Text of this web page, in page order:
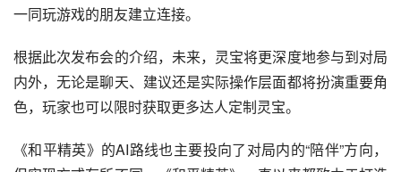
一同玩游戏的朋友建立连接。
根据此次发布会的介绍，未来，灵宝将更深度地参与到对局
内外，无论是聊天、建议还是实际操作层面都将扮演重要角
色，玩家也可以限时获取更多达人定制灵宝。
《和平精英》的AI路线也主要投向了对局内的“陪伴”方向，